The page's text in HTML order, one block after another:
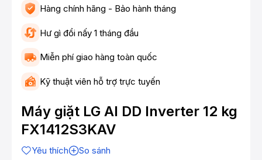
Hàng chính hãng - Bảo hành tháng
Hư gì đổi nấy 1 tháng đầu
Miễn phí giao hàng toàn quốc
Kỹ thuật viên hỗ trợ trực tuyến
Máy giặt LG AI DD Inverter 12 kg
FX1412S3KAV
Yêu thích
So sánh